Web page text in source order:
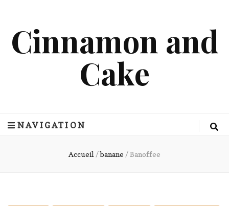
Cinnamon and
Cake
NAVIGATION
Accueil /banane /Banoffee